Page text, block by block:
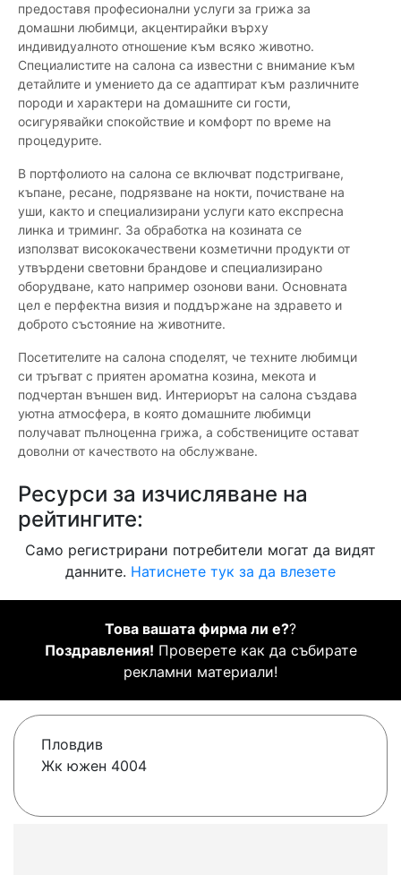
предоставя професионални услуги за грижа за
домашни любимци, акцентирайки върху
индивидуалното отношение към всяко животно.
Специалистите на салона са известни с внимание към
детайлите и умението да се адаптират към различните
породи и характери на домашните си гости,
осигурявайки спокойствие и комфорт по време на
процедурите.
В портфолиото на салона се включват подстригване,
къпане, ресане, подрязване на нокти, почистване на
уши, както и специализирани услуги като експресна
линка и триминг. За обработка на козината се
използват висококачествени козметични продукти от
утвърдени световни брандове и специализирано
оборудване, като например озонови вани. Основната
цел е перфектна визия и поддържане на здравето и
доброто състояние на животните.
Посетителите на салона споделят, че техните любимци
си тръгват с приятен ароматна козина, мекота и
подчертан външен вид. Интериорът на салона създава
уютна атмосфера, в която домашните любимци
получават пълноценна грижа, а собствениците остават
доволни от качеството на обслужване.
Ресурси за изчисляване на
рейтингите:
Само регистрирани потребители могат да видят
данните. Натиснете тук за да влезете
Това вашата фирма ли е??
Поздравления! Проверете как да събирате
рекламни материали!
Пловдив
Жк южен 4004